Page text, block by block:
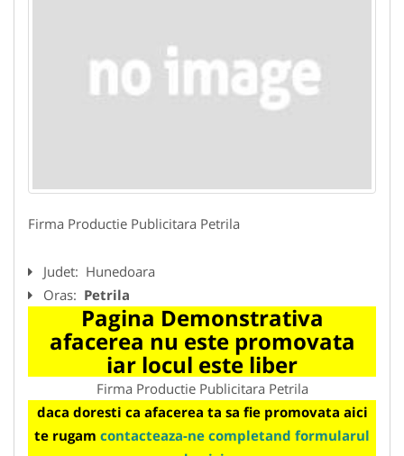
Firma Productie Publicitara Petrila
Judet: Hunedoara
Oras: Petrila
Pagina Demonstrativa
afacerea nu este promovata
iar locul este liber
Firma Productie Publicitara Petrila
daca doresti ca afacerea ta sa fie promovata aici
te rugam contacteaza-ne completand formularul